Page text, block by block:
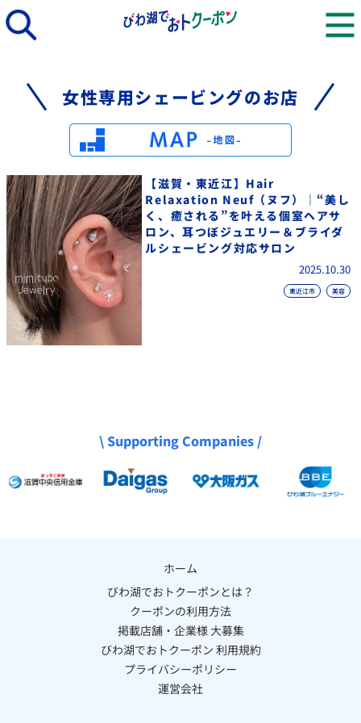
女性専用シェービングのお店
【滋賀・東近江】Hair
Relaxation Neuf（ヌフ）｜“美し
く、癒される”を叶える個室ヘアサ
ロン、耳つぼジュエリー＆ブライダ
ルシェービング対応サロン
2025.10.30
東近江市 美容
\ Supporting Companies /
ホーム
びわ湖でおトクーポンとは？
クーポンの利用方法
掲載店舗・企業様 大募集
びわ湖でおトクーポン 利用規約
プライバシーポリシー
運営会社